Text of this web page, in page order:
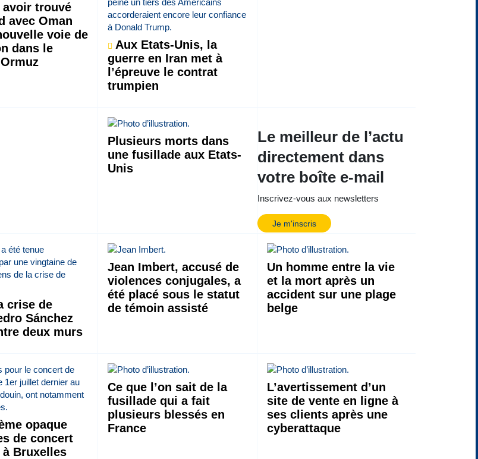
avoir trouvé
avec Oman
voie de
dans le
Aux Etats-Unis, la
guerre en Iran met à
l’épreuve le contrat
trumpien
Plusieurs morts dans
une fusillade aux Etats-
Unis
Le meilleur de l’actu
directement dans
votre boîte e-mail
Inscrivez-vous aux newsletters
Je m'inscris
crise de
Sánchez
deux murs
Jean Imbert, accusé de
violences conjugales, a
été placé sous le statut
de témoin assisté
Un homme entre la vie
et la mort après un
accident sur une plage
belge
opaque
de concert
Bruxelles
Ce que l’on sait de la
fusillade qui a fait
plusieurs blessés en
France
L’avertissement d’un
site de vente en ligne à
ses clients après une
cyberattaque